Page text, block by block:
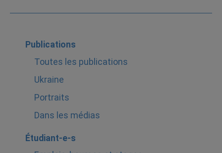
Publications
Toutes les publications
Ukraine
Portraits
Dans les médias
Étudiant-e-s